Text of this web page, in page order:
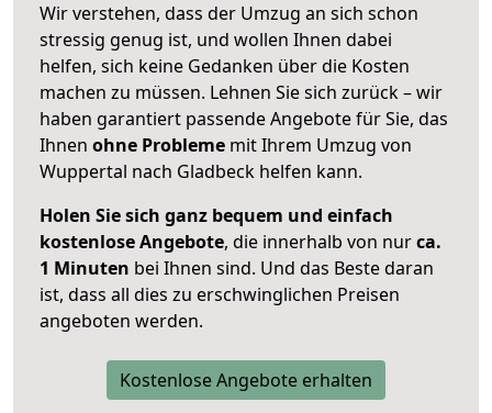
Wir verstehen, dass der Umzug an sich schon
stressig genug ist, und wollen Ihnen dabei
helfen, sich keine Gedanken über die Kosten
machen zu müssen. Lehnen Sie sich zurück – wir
haben garantiert passende Angebote für Sie, das
Ihnen ohne Probleme mit Ihrem Umzug von
Wuppertal nach Gladbeck helfen kann.
Holen Sie sich ganz bequem und einfach
kostenlose Angebote, die innerhalb von nurca.
1 Minuten bei Ihnen sind. Und das Beste daran
ist, dass all dies zu erschwinglichen Preisen
angeboten werden.
Kostenlose Angebote erhalten